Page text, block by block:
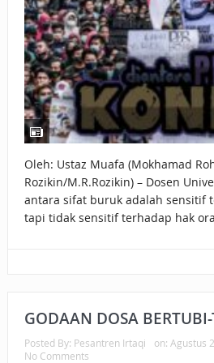
Oleh: Ustaz Muafa (Mokhamad
Rozikin/M.R.Rozikin) – Dosen
antara sifat buruk adalah sensitif
tapi tidak sensitif terhadap hak
GODAAN DOSA
Posted By: Pesantren Irtaqi on: Agustus
No Comments